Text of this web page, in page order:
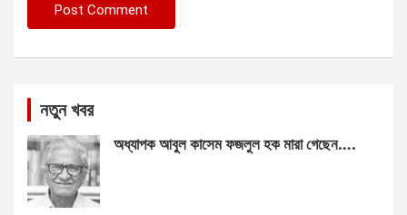
নতুন খবর
অধ্যাপক আবুল কাসেম ফজলুল হক মারা গেছেন….